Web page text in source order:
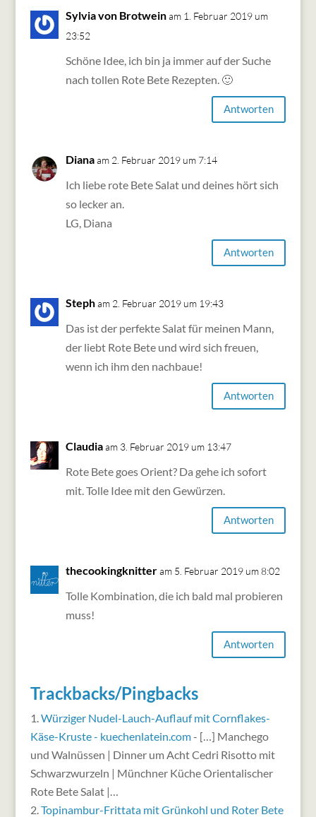
Sylvia von Brotwein am 1. Februar 2019 um
23:52
Schöne Idee, ich bin ja immer auf der Suche
nach tollen Rote Bete Rezepten. 🙂
Antworten
Diana am 2. Februar 2019 um 7:14
Ich liebe rote Bete Salat und deines hört sich
so lecker an.
LG, Diana
Antworten
Steph am 2. Februar 2019 um 19:43
Das ist der perfekte Salat für meinen Mann,
der liebt Rote Bete und wird sich freuen,
wenn ich ihm den nachbaue!
Antworten
Claudia am 3. Februar 2019 um 13:47
Rote Bete goes Orient? Da gehe ich sofort
mit. Tolle Idee mit den Gewürzen.
Antworten
thecookingknitter am 5. Februar 2019 um 8:02
Tolle Kombination, die ich bald mal probieren
muss!
Antworten
Trackbacks/Pingbacks
Würziger Nudel-Lauch-Auflauf mit Cornflakes-
Käse-Kruste - kuechenlatein.com- […] Manchego
und Walnüssen | Dinner um Acht Cedri Risotto mit
Schwarzwurzeln | Münchner Küche Orientalischer
Rote Bete Salat |…
Topinambur-Frittata mit Grünkohl und Roter Bete